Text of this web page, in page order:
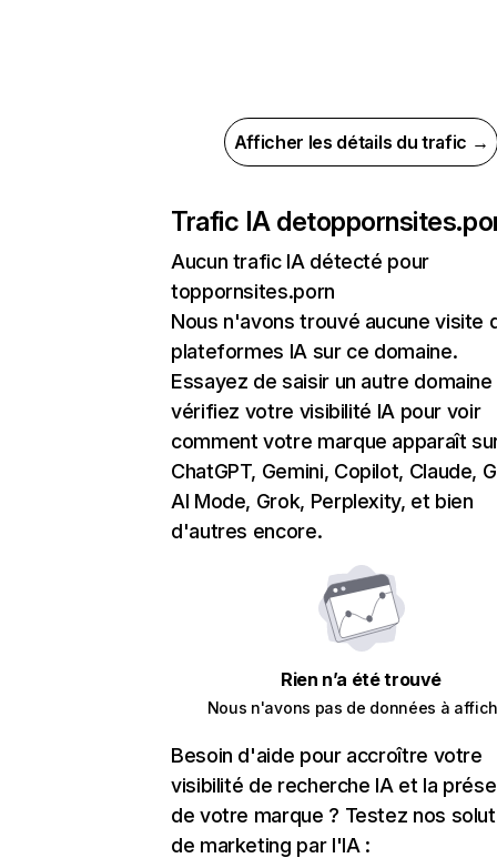
Afficher les détails du trafic →
Trafic IA de
Aucun trafic IA détecté pour
toppornsites.porn
Nous n'avons trouvé aucune visite
plateformes IA sur ce domaine.
Essayez de saisir un autre domaine
vérifiez votre visibilité IA pour voir
comment votre marque apparaît
ChatGPT, Gemini, Copilot, Claude,
AI Mode, Grok, Perplexity, et bien
d'autres encore.
Rien n’a été trouvé
Nous n'avons pas de données à
Besoin d'aide pour accroître votre
visibilité de recherche IA et la
de votre marque ? Testez nos
de marketing par l'IA :